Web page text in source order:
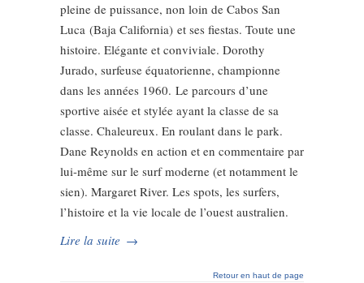
pleine de puissance, non loin de Cabos San
Luca (Baja California) et ses fiestas. Toute une
histoire. Elégante et conviviale. Dorothy
Jurado, surfeuse équatorienne, championne
dans les années 1960. Le parcours d’une
sportive aisée et stylée ayant la classe de sa
classe. Chaleureux. En roulant dans le park.
Dane Reynolds en action et en commentaire par
lui-même sur le surf moderne (et notamment le
sien). Margaret River. Les spots, les surfers,
l’histoire et la vie locale de l’ouest australien.
Lire la suite →
Retour en haut de page